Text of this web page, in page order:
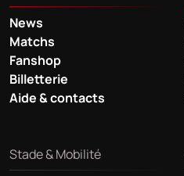
News
Matchs
Fanshop
Billetterie
Aide & contacts
Stade & Mobilité